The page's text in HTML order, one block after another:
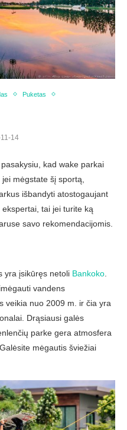
Puketas
14
kad wake parkai
mėgstate šį sportą,
išbandyti atostogaujant
tai jei turite ką
savo rekomendacijomis.
yra įsikūręs netoli Bankoko
vandens
veikia nuo 2009 m. ir čia yra
Drąsiausi galės
parke gera atmosfera
mėgautis šviežiai